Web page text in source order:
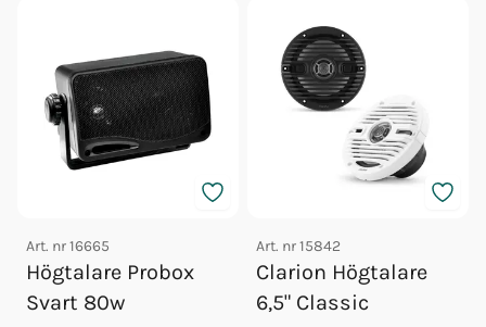
Art. nr16665
Högtalare Probox
Svart 80w
Art. nr15842
Clarion Högtalare
6,5" Classic